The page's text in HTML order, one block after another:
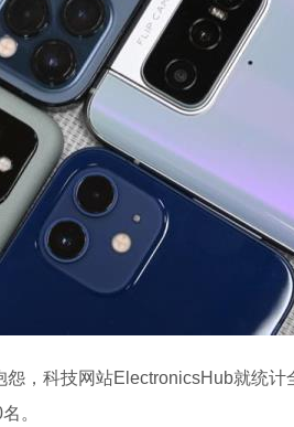
，科技网站ElectronicsHub就统计
。